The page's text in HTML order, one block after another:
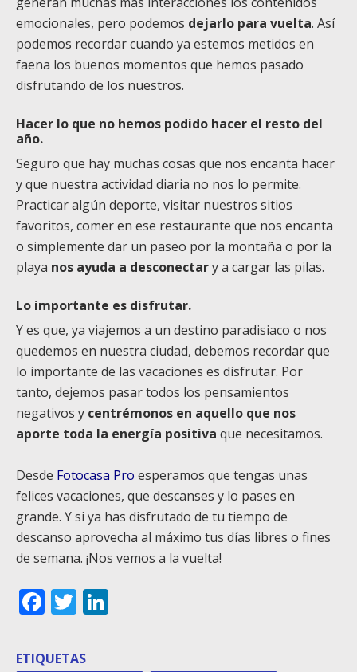
emocionales, pero podemos dejarlo para vuelta. Así
podemos recordar cuando ya estemos metidos en
faena los buenos momentos que hemos pasado
disfrutando de los nuestros.
Hacer lo que no hemos podido hacer el resto del
año.
Seguro que hay muchas cosas que nos encanta hacer
y que nuestra actividad diaria no nos lo permite.
Practicar algún deporte, visitar nuestros sitios
favoritos, comer en ese restaurante que nos encanta
o simplemente dar un paseo por la montaña o por la
playa nos ayuda a desconectary a cargar las pilas.
Lo importante es disfrutar.
Y es que, ya viajemos a un destino paradisiaco o nos
quedemos en nuestra ciudad, debemos recordar que
lo importante de las vacaciones es disfrutar. Por
tanto, dejemos pasar todos los pensamientos
negativos y centrémonos en aquello que nos
aporte toda la energía positiva que necesitamos.
Desde Fotocasa Pro esperamos que tengas unas
felices vacaciones, que descanses y lo pases en
grande. Y si ya has disfrutado de tu tiempo de
descanso aprovecha al máximo tus días libres o fines
de semana. ¡Nos vemos a la vuelta!
Facebook
Twitter
ETIQUETAS